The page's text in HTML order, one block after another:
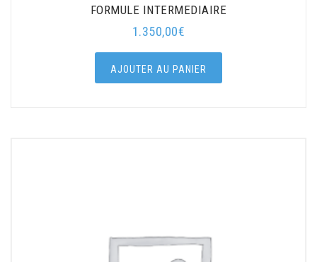
FORMULE INTERMEDIAIRE
1.350,00€
AJOUTER AU PANIER